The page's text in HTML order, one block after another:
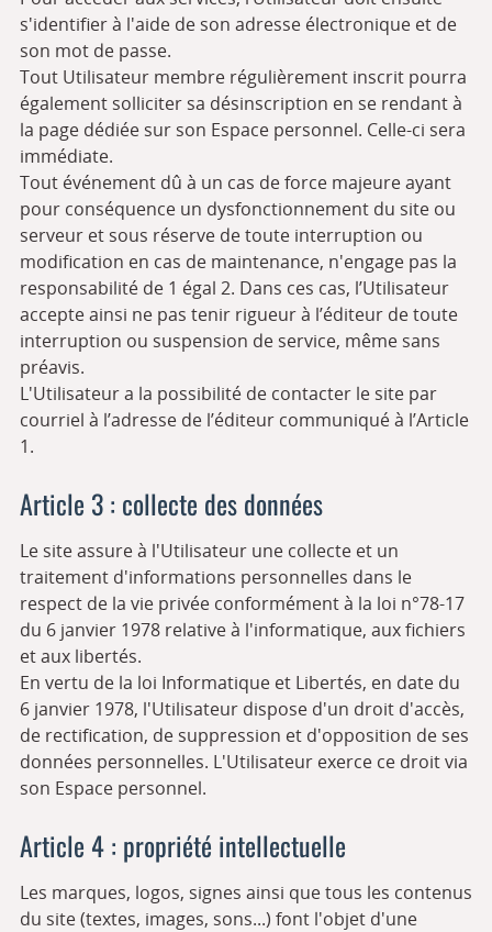
s'identifier à l'aide de son adresse électronique et de
son mot de passe.
Tout Utilisateur membre régulièrement inscrit pourra
également solliciter sa désinscription en se rendant à
la page dédiée sur son Espace personnel. Celle-ci sera
immédiate.
Tout événement dû à un cas de force majeure ayant
pour conséquence un dysfonctionnement du site ou
serveur et sous réserve de toute interruption ou
modification en cas de maintenance, n'engage pas la
responsabilité de 1 égal 2. Dans ces cas, l’Utilisateur
accepte ainsi ne pas tenir rigueur à l’éditeur de toute
interruption ou suspension de service, même sans
préavis.
L'Utilisateur a la possibilité de contacter le site par
courriel à l’adresse de l’éditeur communiqué à l’Article
1.
Article 3 : collecte des données
Le site assure à l'Utilisateur une collecte et un
traitement d'informations personnelles dans le
respect de la vie privée conformément à la loi n°78-17
du 6 janvier 1978 relative à l'informatique, aux fichiers
et aux libertés.
En vertu de la loi Informatique et Libertés, en date du
6 janvier 1978, l'Utilisateur dispose d'un droit d'accès,
de rectification, de suppression et d'opposition de ses
données personnelles. L'Utilisateur exerce ce droit via
son Espace personnel.
Article 4 : propriété intellectuelle
Les marques, logos, signes ainsi que tous les contenus
du site (textes, images, sons...) font l'objet d'une